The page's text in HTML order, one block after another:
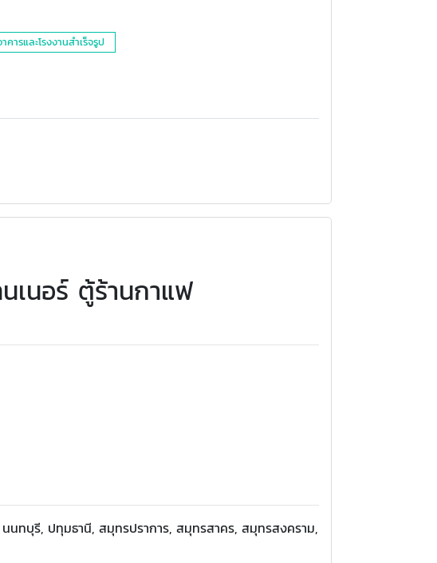
คารและโรงงานสำเร็จรูป
เนอร์ ตู้ร้านกาแฟ
นทบุรี, ปทุมธานี, สมุทรปราการ, สมุทรสาคร, สมุทรสงคราม,